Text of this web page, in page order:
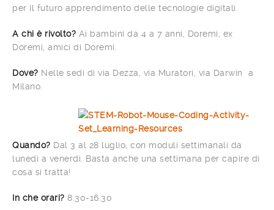
per il futuro apprendimento delle tecnologie digitali.
A chi è rivolto? Ai bambini da 4 a 7 anni, Doremi, ex
Doremi, amici di Doremi.
Dove? Nelle sedi di via Dezza, via Muratori, via Darwin a
Milano.
Quando? Dal 3 al 28 luglio, con moduli settimanali da
lunedì a venerdì. Basta anche una settimana per capire di
cosa si tratta!
In che orari? 8.30-16.30